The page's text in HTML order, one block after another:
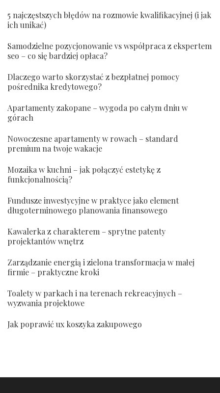
5 najczęstszych błędów na rozmowie kwalifikacyjnej (i jak
ich unikać)
Samodzielne pozycjonowanie vs współpraca z ekspertem
seo – co się bardziej opłaca?
Dlaczego warto skorzystać z bezpłatnej pomocy
pośrednika kredytowego?
Apartamenty zakopane – wygoda po całym dniu w
górach
Nowoczesne apartamenty w rowach – standard
premium na twoje wakacje
Mozaika w kuchni – jak połączyć estetykę z
funkcjonalnością?
Fundusze inwestycyjne w praktyce jako element
długoterminowego planowania finansowego
Kawalerka z charakterem – sprytne patenty
projektantów wnętrz
Zarządzanie energią i zielona transformacja w małej
firmie – praktyczne kroki
Toalety w parkach i na terenach rekreacyjnych –
wyzwania projektowe
Jak poprawić ux koszyka zakupowego